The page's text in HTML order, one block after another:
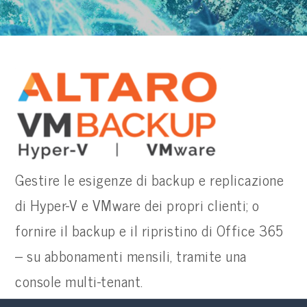
Gestire le esigenze di backup e replicazione
di Hyper-V e VMware dei propri clienti; o
fornire il backup e il ripristino di Office 365
– su abbonamenti mensili, tramite una
console multi-tenant.